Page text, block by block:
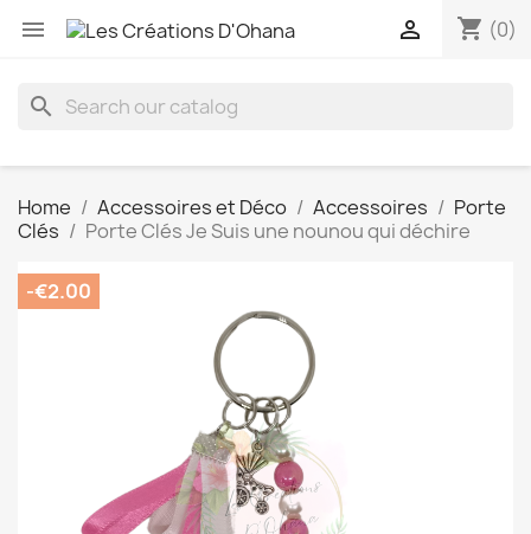
 shopping_cart (0)

search
Home Accessoires et Déco Accessoires
Porte
Clés
Porte Clés Je Suis une nounou qui déchire
-€2.00